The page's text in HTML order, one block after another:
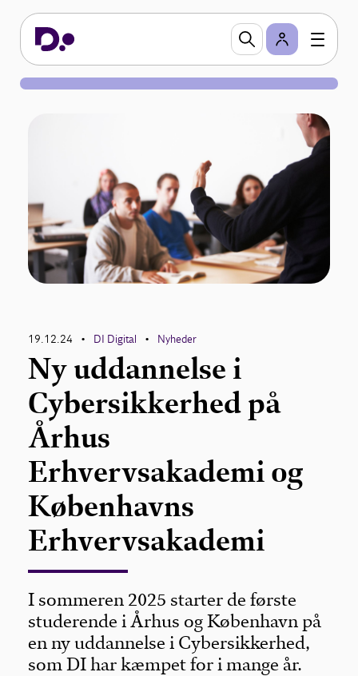
19.12.24 • DI Digital • Nyheder
Ny uddannelse i
Cybersikkerhed på
Århus
Erhvervsakademi og
Københavns
Erhvervsakademi
I sommeren 2025 starter de første
studerende i Århus og København på
en ny uddannelse i Cybersikkerhed,
som DI har kæmpet for i mange år.